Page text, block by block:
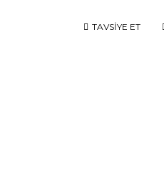
TAVSİYE ET